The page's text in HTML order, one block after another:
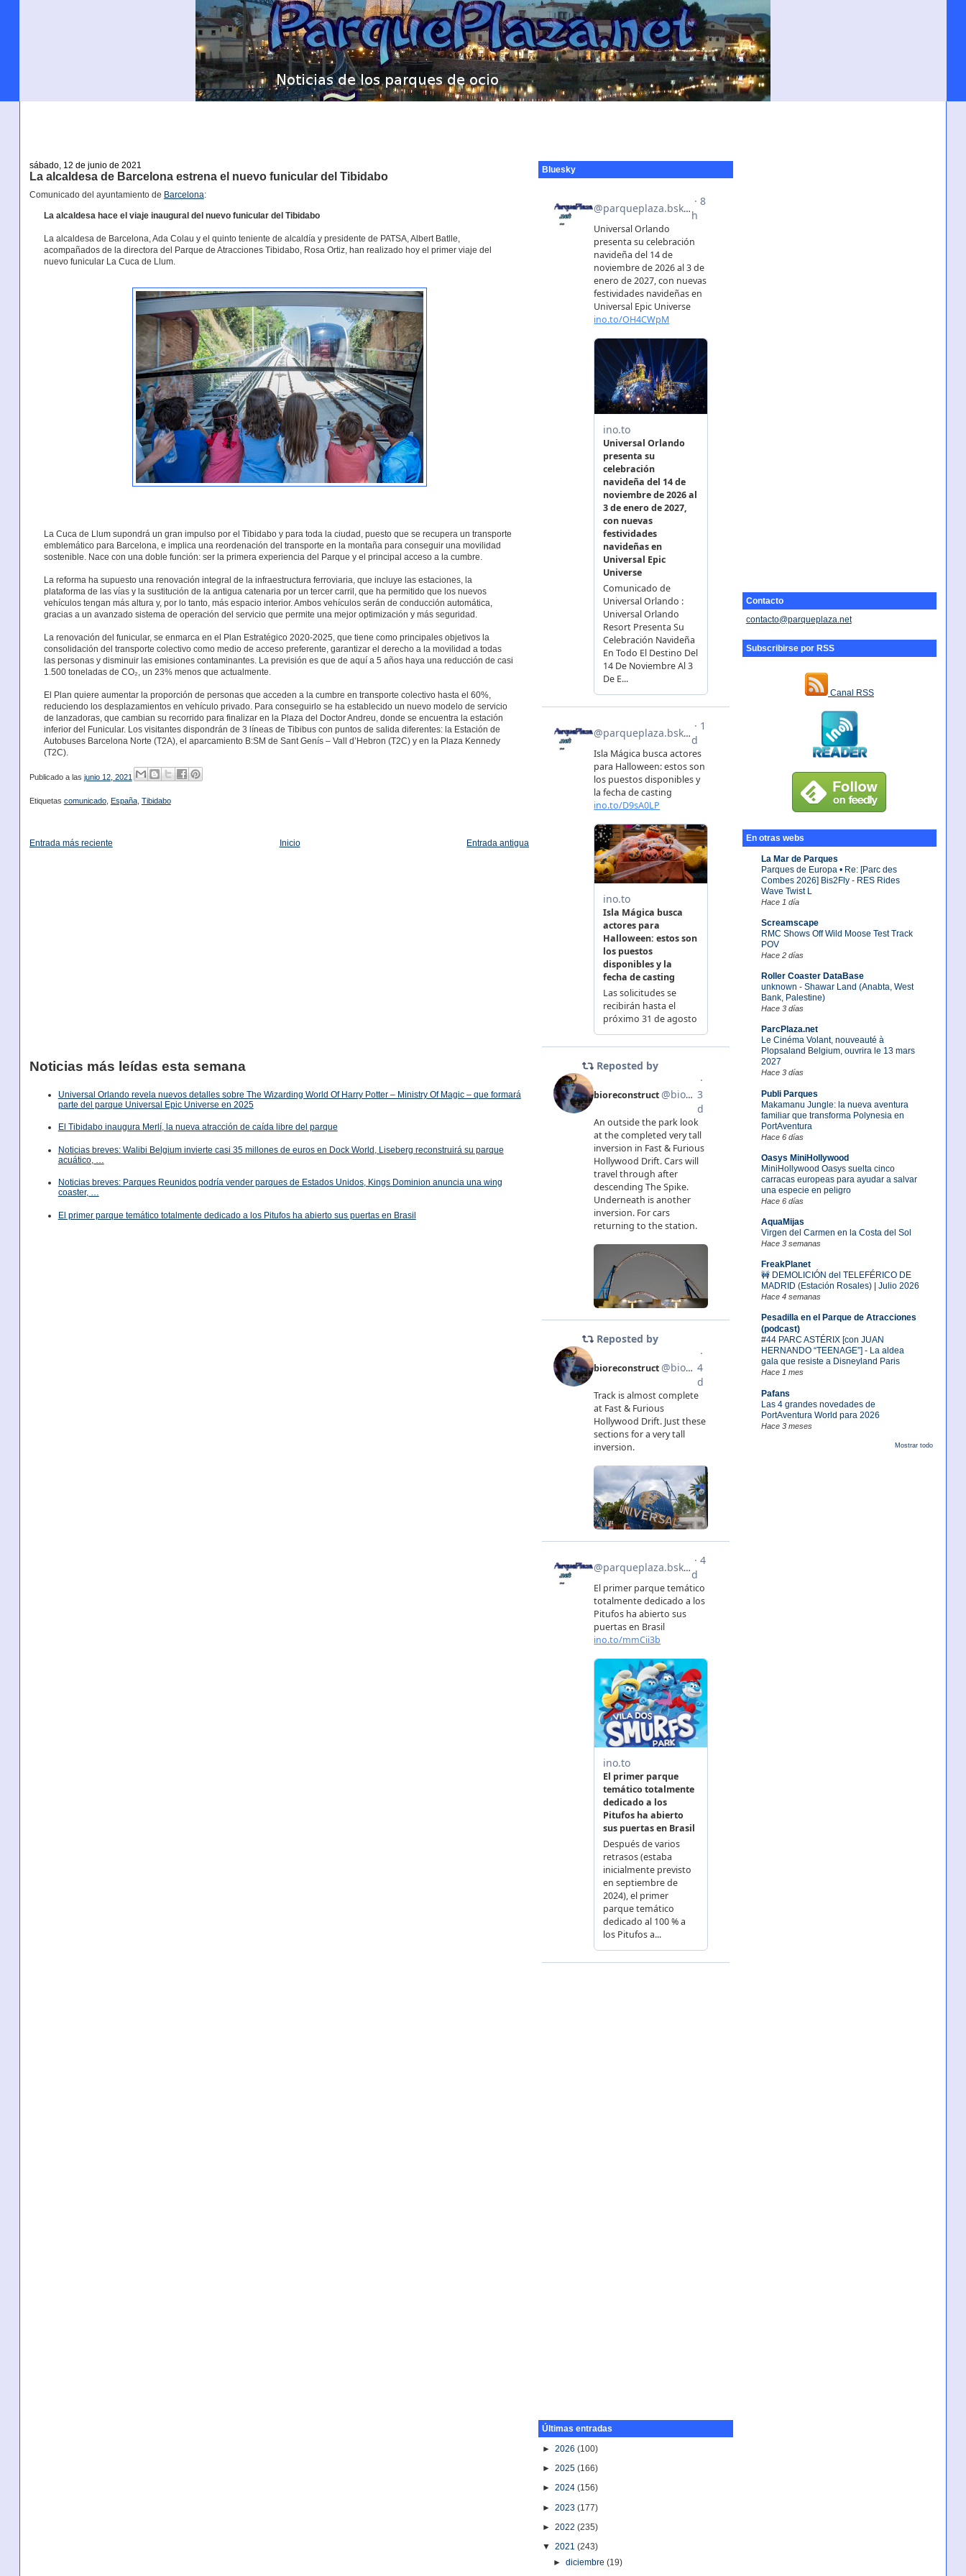
Contacto
contacto@parqueplaza.net
Subscribirse por RSS
Canal RSS
En otras webs
La Mar de Parques
Parques de Europa • Re: [Parc des
Combes 2026] Bis2Fly - RES Rides
Wave Twist L
Hace 1 día
Screamscape
RMC Shows Off Wild Moose Test Track
POV
Hace 2 días
Roller Coaster DataBase
unknown - Shawar Land (Anabta, West
Bank, Palestine)
Hace 3 días
ParcPlaza.net
Le Cinéma Volant, nouveauté à
Plopsaland Belgium, ouvrira le 13 mars
2027
Hace 3 días
Publi Parques
Makamanu Jungle: la nueva aventura
familiar que transforma Polynesia en
PortAventura
Hace 6 días
Oasys MiniHollywood
MiniHollywood Oasys suelta cinco
carracas europeas para ayudar a salvar
una especie en peligro
Hace 6 días
AquaMijas
Virgen del Carmen en la Costa del Sol
Hace 3 semanas
FreakPlanet
🚧 DEMOLICIÓN del TELEFÉRICO DE
MADRID (Estación Rosales) | Julio 2026
Hace 4 semanas
Pesadilla en el Parque de Atracciones
(podcast)
#44 PARC ASTÉRIX [con JUAN
HERNANDO “TEENAGE”] - La aldea
gala que resiste a Disneyland Paris
Hace 1 mes
Pafans
Las 4 grandes novedades de
PortAventura World para 2026
Hace 3 meses
Mostrar todo
sábado, 12 de junio de 2021
La alcaldesa de Barcelona estrena el nuevo funicular del Tibidabo
Comunicado del ayuntamiento de Barcelona:
La alcaldesa hace el viaje inaugural del nuevo funicular del Tibidabo
La alcaldesa de Barcelona, Ada Colau y el quinto teniente de alcaldía y presidente de PATSA, Albert Batlle,
acompañados de la directora del Parque de Atracciones Tibidabo, Rosa Ortiz, han realizado hoy el primer viaje del
nuevo funicular La Cuca de Llum.
La Cuca de Llum supondrá un gran impulso por el Tibidabo y para toda la ciudad, puesto que se recupera un transporte
emblemático para Barcelona, e implica una reordenación del transporte en la montaña para conseguir una movilidad
sostenible. Nace con una doble función: ser la primera experiencia del Parque y el principal acceso a la cumbre.
La reforma ha supuesto una renovación integral de la infraestructura ferroviaria, que incluye las estaciones, la
plataforma de las vías y la sustitución de la antigua catenaria por un tercer carril, que ha permitido que los nuevos
vehículos tengan más altura y, por lo tanto, más espacio interior. Ambos vehículos serán de conducción automática,
gracias a un avanzado sistema de operación del servicio que permite una mejor optimización y más seguridad.
La renovación del funicular, se enmarca en el Plan Estratégico 2020-2025, que tiene como principales objetivos la
consolidación del transporte colectivo como medio de acceso preferente, garantizar el derecho a la movilidad a todas
las personas y disminuir las emisiones contaminantes. La previsión es que de aquí a 5 años haya una reducción de casi
1.500 toneladas de CO₂, un 23% menos que actualmente.
El Plan quiere aumentar la proporción de personas que acceden a la cumbre en transporte colectivo hasta el 60%,
reduciendo los desplazamientos en vehículo privado. Para conseguirlo se ha establecido un nuevo modelo de servicio
de lanzadoras, que cambian su recorrido para finalizar en la Plaza del Doctor Andreu, donde se encuentra la estación
inferior del Funicular. Los visitantes dispondrán de 3 líneas de Tibibus con puntos de salida diferentes: la Estación de
Autobuses Barcelona Norte (T2A), el aparcamiento B:SM de Sant Genís – Vall d’Hebron (T2C) y en la Plaza Kennedy
(T2C).
Publicado a las junio 12, 2021
Etiquetas comunicado, España, Tibidabo
Entrada más reciente Entrada antigua
Inicio
Noticias más leídas esta semana
Universal Orlando revela nuevos detalles sobre The Wizarding World Of Harry Potter – Ministry Of Magic – que formará
parte del parque Universal Epic Universe en 2025
El Tibidabo inaugura Merlí, la nueva atracción de caída libre del parque
Noticias breves: Walibi Belgium invierte casi 35 millones de euros en Dock World, Liseberg reconstruirá su parque
acuático, …
Noticias breves: Parques Reunidos podría vender parques de Estados Unidos, Kings Dominion anuncia una wing
coaster, …
El primer parque temático totalmente dedicado a los Pitufos ha abierto sus puertas en Brasil
Bluesky
Últimas entradas
►2026(100)
►2025(166)
►2024(156)
►2023(177)
►2022(235)
▼2021(243)
►diciembre(19)